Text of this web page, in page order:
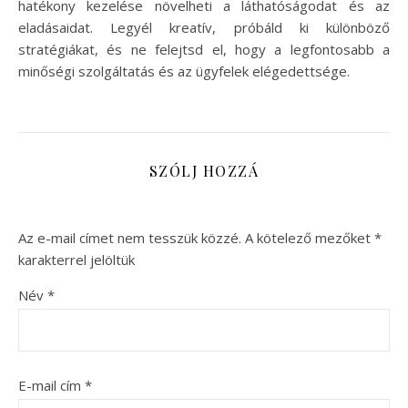
hatékony kezelése növelheti a láthatóságodat és az
eladásaidat. Legyél kreatív, próbáld ki különböző
stratégiákat, és ne felejtsd el, hogy a legfontosabb a
minőségi szolgáltatás és az ügyfelek elégedettsége.
SZÓLJ HOZZÁ
Az e-mail címet nem tesszük közzé. A kötelező mezőket *
karakterrel jelöltük
Név *
E-mail cím *